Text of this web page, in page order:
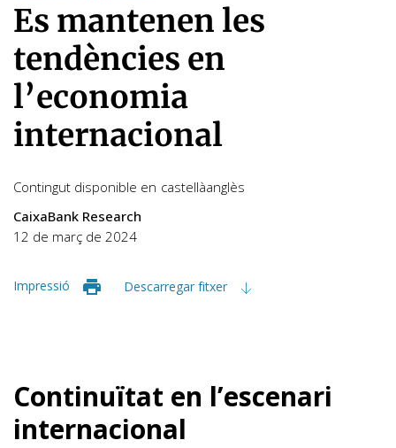
Es mantenen les
tendències en
l’economia
internacional
Contingut disponible en castellàanglès
CaixaBank Research
12 de març de 2024
Impressió Descarregar fitxer
Continuïtat en l’escenari
internacional